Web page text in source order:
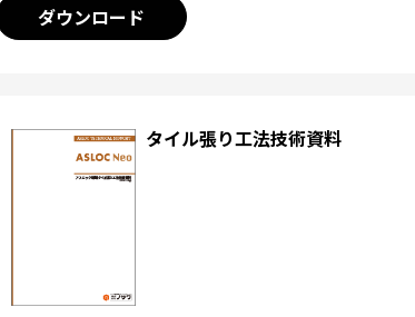
ダウンロード
タイル張り工法技術資料